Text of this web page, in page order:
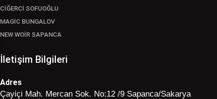
CİĞERCİ SOFUOĞLU
MAGİC BUNGALOV
NEW WOİR SAPANCA
İletişim Bilgileri
Adres
Çayiçi Mah. Mercan Sok. No:12 /9 Sapanca/Sakarya